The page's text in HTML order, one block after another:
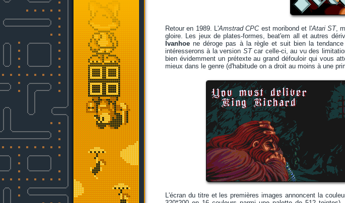
Retour en 1989. L'Amstrad CPCest moribond et l'Atari ST,
gloire. Les jeux de plates-formes, beat'em all et autres
Ivanhoe ne déroge pas à la règle et suit bien la
intéresserons à la version STcar celle-ci, au vu des
bien évidemment un prétexte au grand défouloir qui vous
mieux dans le genre (d'habitude on a droit au moins à une
L'écran du titre et les premières images annoncent la